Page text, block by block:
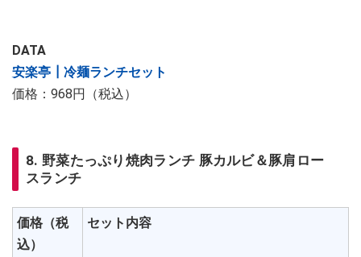
DATA
安楽亭┃冷麺ランチセット
価格：968円（税込）
8. 野菜たっぷり焼肉ランチ 豚カルビ＆豚肩ロー
スランチ
価格（税
込）
セット内容